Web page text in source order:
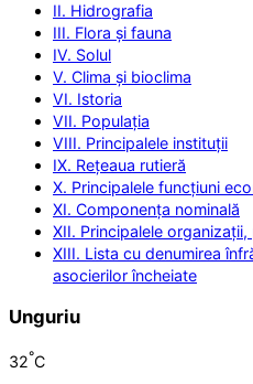
II. Hidrografia
III. Flora și fauna
IV. Solul
V. Clima și bioclima
VI. Istoria
VII. Populația
VIII. Principalele instituții
IX. Rețeaua rutieră
X. Principalele funcțiuni
XI. Componența nominală
XII. Principalele
XIII. Lista cu denumirea
asocierilor încheiate
Unguriu
32°C